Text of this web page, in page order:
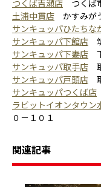
つくば吉瀬店 つくば
土浦中貫店 かすみが
サンキュッパひたちな
サンキュッパ下館店
サンキュッパ下妻店
サンキュッパ取手店
サンキュッパ戸頭店
サンキュッパつくば店
ラビットイオンタウン
０－１０１
関連記事